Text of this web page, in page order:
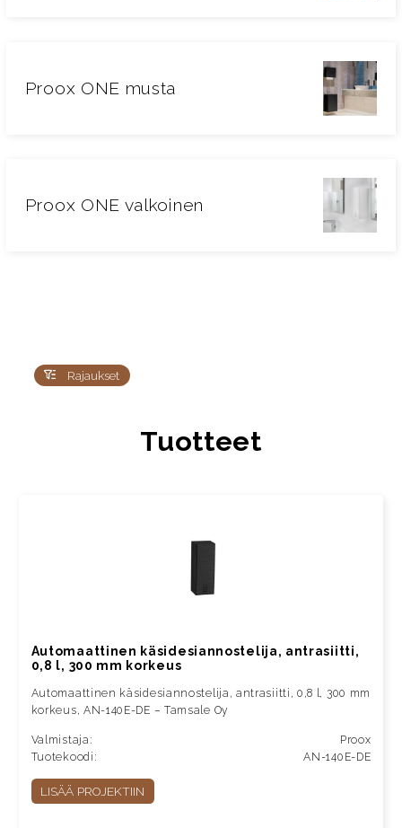
Proox ONE musta
Proox ONE valkoinen
Rajaukset
Tuotteet
Automaattinen käsidesiannostelija, antrasiitti,
0,8 l, 300 mm korkeus
Automaattinen käsidesiannostelija, antrasiitti, 0,8 l, 300 mm
korkeus, AN-140E-DE – Tamsale Oy
Valmistaja:
Proox
Tuotekoodi:
AN-140E-DE
LISÄÄ PROJEKTIIN